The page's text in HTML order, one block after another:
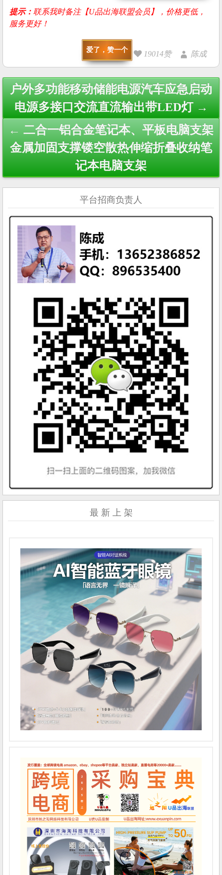
提示：联系我时备注【U品出海联盟会员】，价格更低，
服务更好！
爱了，赞一个 19014赞 陈成
Post
navigation
户外多功能移动储能电源汽车应急启动
电源多接口交流直流输出带LED灯 →
← 二合一铝合金笔记本、平板电脑支架
金属加固支撑镂空散热伸缩折叠收纳笔
记本电脑支架
平台招商负责人
最 新 上 架